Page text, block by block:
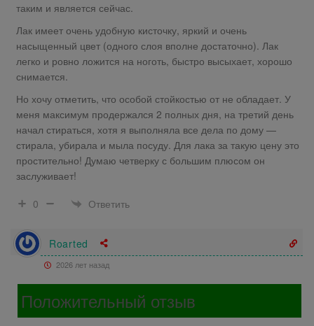
таким и является сейчас.
Лак имеет очень удобную кисточку, яркий и очень
насыщенный цвет (одного слоя вполне достаточно). Лак
легко и ровно ложится на ноготь, быстро высыхает, хорошо
снимается.
Но хочу отметить, что особой стойкостью от не обладает. У
меня максимум продержался 2 полных дня, на третий день
начал стираться, хотя я выполняла все дела по дому —
стирала, убирала и мыла посуду. Для лака за такую цену это
простительно! Думаю четверку с большим плюсом он
заслуживает!
0
Ответить
Roarted
2026 лет назад
Положительный отзыв